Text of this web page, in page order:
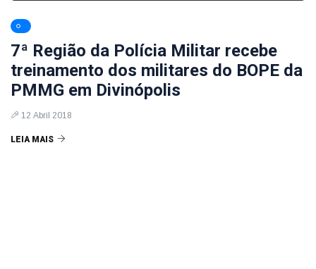
7ª Região da Polícia Militar recebe
treinamento dos militares do BOPE da
PMMG em Divinópolis
12 Abril 2018
LEIA MAIS